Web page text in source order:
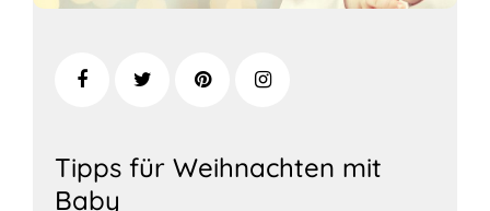
Tipps für Weihnachten mit
Baby